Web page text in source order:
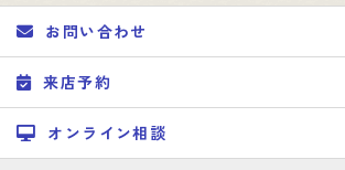
お問い合わせ
来店予約
オンライン相談